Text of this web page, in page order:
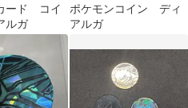
ード コイ
ルガ
ポケモンコイン ディ
アルガ